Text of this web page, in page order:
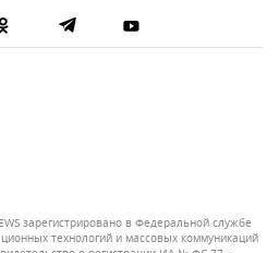
зарегистрировано в Федеральной службе
технологий и массовых коммуникаций